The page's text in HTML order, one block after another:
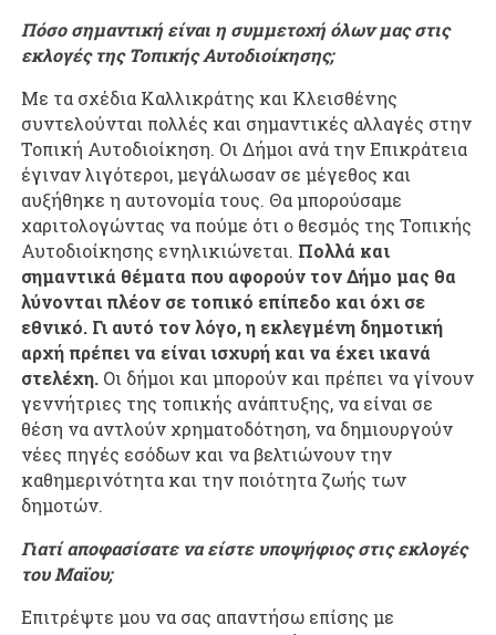
Πόσο σημαντική είναι η συμμετοχή όλων μας στις
εκλογές της Τοπικής Αυτοδιοίκησης;
Με τα σχέδια Καλλικράτης και Κλεισθένης
συντελούνται πολλές και σημαντικές αλλαγές στην
Τοπική Αυτοδιοίκηση. Οι Δήμοι ανά την Επικράτεια
έγιναν λιγότεροι, μεγάλωσαν σε μέγεθος και
αυξήθηκε η αυτονομία τους. Θα μπορούσαμε
χαριτολογώντας να πούμε ότι ο θεσμός της Τοπικής
Αυτοδιοίκησης ενηλικιώνεται. Πολλά και
σημαντικά θέματα που αφορούν τον Δήμο μας θα
λύνονται πλέον σε τοπικό επίπεδο και όχι σε
εθνικό. Γι αυτό τον λόγο, η εκλεγμένη δημοτική
αρχή πρέπει να είναι ισχυρή και να έχει ικανά
στελέχη. Οι δήμοι και μπορούν και πρέπει να γίνουν
γεννήτριες της τοπικής ανάπτυξης, να είναι σε
θέση να αντλούν χρηματοδότηση, να δημιουργούν
νέες πηγές εσόδων και να βελτιώνουν την
καθημερινότητα και την ποιότητα ζωής των
δημοτών.
Γιατί αποφασίσατε να είστε υποψήφιος στις εκλογές
του Μαϊου;
Επιτρέψτε μου να σας απαντήσω επίσης με